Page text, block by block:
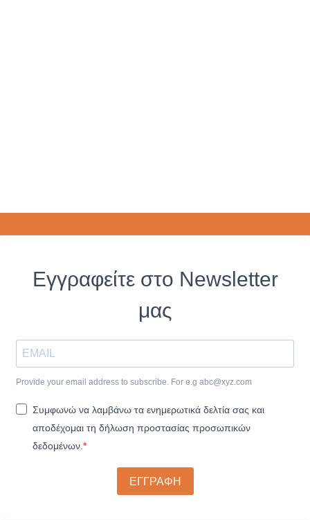
Εγγραφείτε στο Newsletter
μας
Provide your email address to subscribe. For e.g abc@xyz.com
Συμφωνώ να λαμβάνω τα ενημερωτικά δελτία σας και
αποδέχομαι τη δήλωση προστασίας προσωπικών
δεδομένων.
ΕΓΓΡΑΦΗ